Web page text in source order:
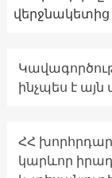
վերջնակետից
ինչպես է
ՀՀ
կարևոր